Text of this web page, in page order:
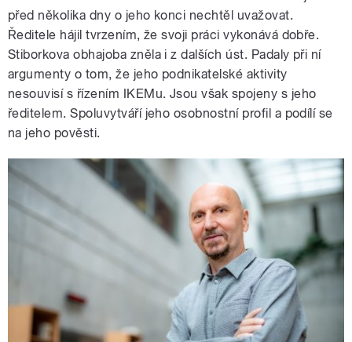
před několika dny o jeho konci nechtěl uvažovat.
Ředitele hájil tvrzením, že svoji práci vykonává dobře.
Stiborkova obhajoba zněla i z dalších úst. Padaly při ní
argumenty o tom, že jeho podnikatelské aktivity
nesouvisí s řízením IKEMu. Jsou však spojeny s jeho
ředitelem. Spoluvytváří jeho osobnostní profil a podílí se
na jeho pověsti.